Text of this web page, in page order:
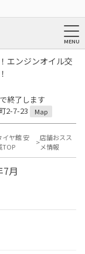
エンジンオイル交
終了します
2-7-23
Map
イヤ館 安
TOP
店舗おスス
メ情報
月